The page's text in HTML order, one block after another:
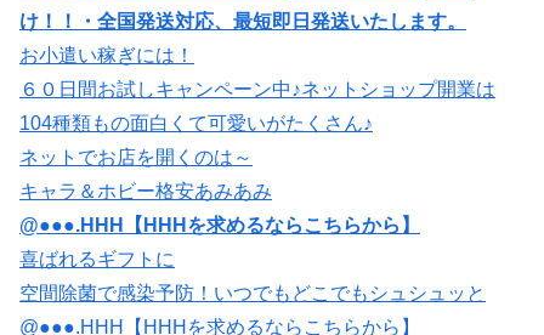
け！！・全国発送対応、最短即日発送いたします。
お小遣い稼ぎには！
６０日間お試しキャンペーン中♪ネットショップ開業は
104種類もの面白くて可愛いがたくさん♪
ネットでお店を開くのは～
キャラ＆ホビー格安あみあみ
@●●●.HHH【HHHを求めるならこちらから】
喜ばれるギフトに
空間除菌で感染予防！いつでもどこでもシュシュッと
@●●●.HHH【HHHを求めるならこちらから】